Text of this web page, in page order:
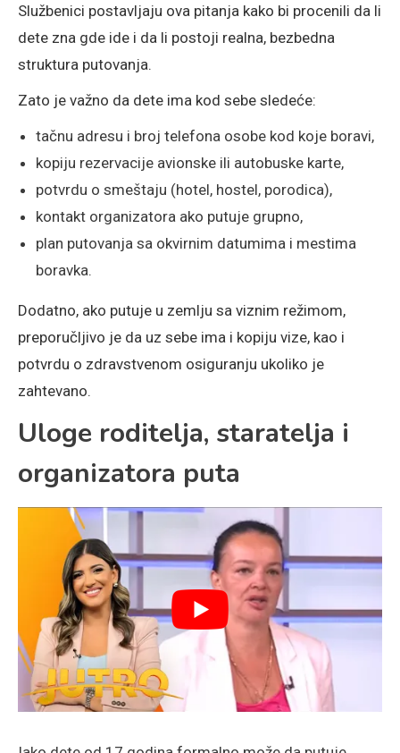
Službenici postavljaju ova pitanja kako bi procenili da li
dete zna gde ide i da li postoji realna, bezbedna
struktura putovanja.
Zato je važno da dete ima kod sebe sledeće:
tačnu adresu i broj telefona osobe kod koje boravi,
kopiju rezervacije avionske ili autobuske karte,
potvrdu o smeštaju (hotel, hostel, porodica),
kontakt organizatora ako putuje grupno,
plan putovanja sa okvirnim datumima i mestima
boravka.
Dodatno, ako putuje u zemlju sa viznim režimom,
preporučljivo je da uz sebe ima i kopiju vize, kao i
potvrdu o zdravstvenom osiguranju ukoliko je
zahtevano.
Uloge roditelja, staratelja i
organizatora puta